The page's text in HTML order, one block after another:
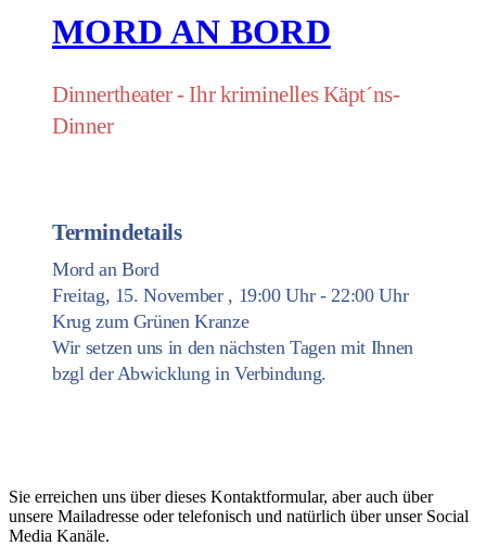
MORD AN BORD
Dinnertheater - Ihr kriminelles Käpt´ns-
Dinner
Termindetails
Mord an Bord
Freitag, 15. November , 19:00 Uhr - 22:00 Uhr
Krug zum Grünen Kranze
Wir setzen uns in den nächsten Tagen mit Ihnen
bzgl der Abwicklung in Verbindung.
Sie erreichen uns über dieses Kontaktformular, aber auch über
unsere Mailadresse oder telefonisch und natürlich über unser Social
Media Kanäle.